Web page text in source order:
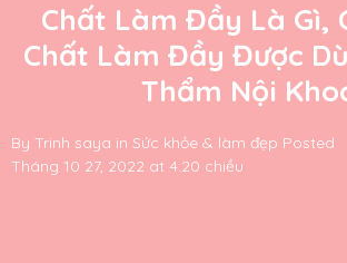
Chất Làm Đầy Là Gì,
Chất Làm Đầy Được
Thẩm Nội
By Trinh saya in Sức khỏe & làm đẹp Posted
Tháng 10 27, 2022 at 4:20 chiều